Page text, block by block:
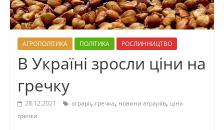
АГРОПОЛІТИКА ПОЛІТИКА РОСЛИННИЦТВО
В Україні зросли ціни на
гречку
28.12.2021 аграрії, гречка, новини аграріїв, ціна
гречки